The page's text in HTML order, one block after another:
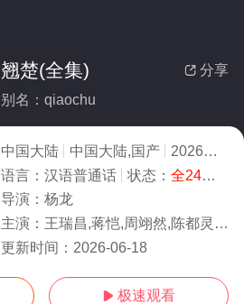
 分享
翘楚(全集)
别名：qiaochu
中国大陆 中国大陆,国产 2026
5.0
语言： 汉语普通话 状态： 全24集
导演： 杨龙
主演： 王瑞昌,蒋恺,周翊然,陈都灵,唐晓天,吴施乐,高茂桐
更新时间： 2026-06-18
 极速观看